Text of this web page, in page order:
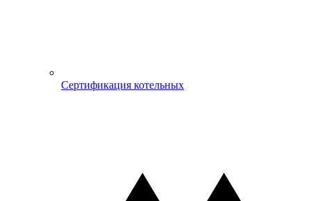
Сертификация котельных